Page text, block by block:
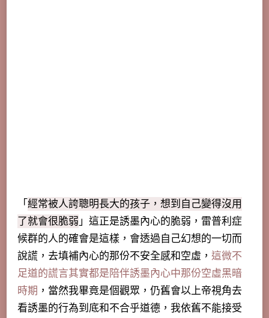
「經常被人誇聰明長大的孩子，想到自己變得沒用
了就會很脆弱」這正是誘墨內心的脆弱，雷普利症
候群的人的確會是這樣，會透過自己幻想的一切而
說謊，去填補內心的那份不安全感和空虛， 這微不
足道的謊言其實都是陪伴誘墨內心中那份空虛黑暗
時期 ，當然我畢竟是個觀眾，仍舊會以上帝視角去
看誘墨的行為到底和不合乎道德，我依舊不能接受